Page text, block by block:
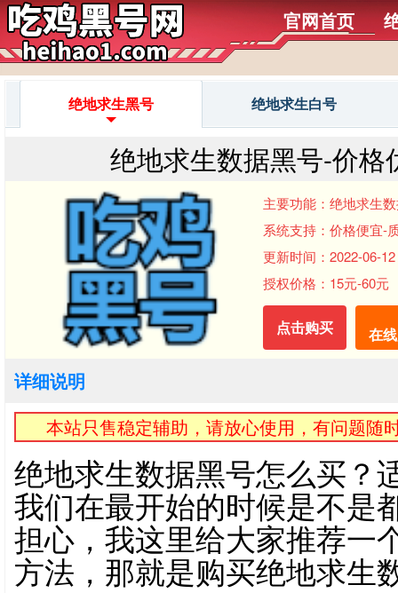
官网首页
绝地求生黑号 绝地求生白号
绝地求生数据黑号-价
主要功能：绝地求生
系统支持：价格便宜-
更新时间：2022-06-
授权价格：15元-60元
点击购买 在
详细说明
本站只售稳定辅助，请放心使用，有问题随
绝地求生数据黑号怎么买？
我们在最开始的时候是不是
担心，我这里给大家推荐一
方法，那就是购买绝地求生